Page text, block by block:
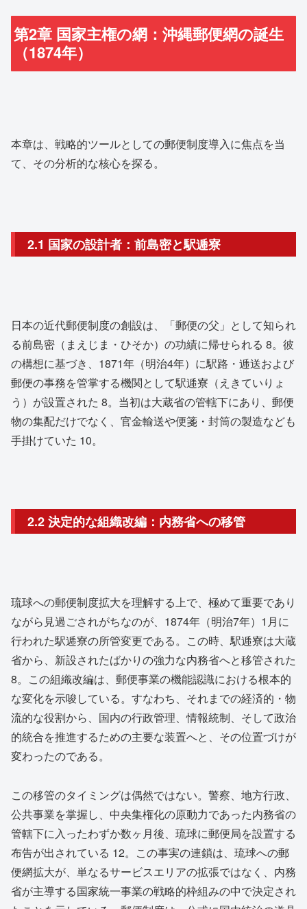
第2章 国家主権の網：沖縄郵便網の誕生
（1874年）
本章は、戦略的ツールとしての郵便制度導入に焦点を当
て、その分析的な核心を探る。
2.1 国家の設計者：前島密と駅逓寮
日本の近代郵便制度の創設は、「郵便の父」として知られ
る前島密（まえじま・ひそか）の功績に帰せられる 8。彼
の構想に基づき、1871年（明治4年）に駅路・逓送および
郵便の事務を管掌する機関として駅逓寮（えきていりょ
う）が設置された 8。当初は大蔵省の管轄下にあり、郵便
物の集配だけでなく、官金輸送や便箋・封筒の製造なども
手掛けていた 10。
2.2 決定的な組織改編：内務省への移管
琉球への郵便制度拡大を理解する上で、極めて重要であり
ながら見過ごされがちなのが、1874年（明治7年）1月に
行われた駅逓寮の所管変更である。この時、駅逓寮は大蔵
省から、新設されたばかりの強力な内務省へと移管された
8。この組織改編は、郵便事業の機能認識における根本的
な変化を示唆している。すなわち、それまでの経済的・物
流的な役割から、国内の行政管理、情報統制、そして政治
的統合を推進するための主要な装置へと、その位置づけが
変わったのである。
この移管のタイミングは偶然ではない。警察、地方行政、
公共事業を掌握し、中央集権化の原動力であった内務省の
管轄下に入ったわずか数ヶ月後、琉球に郵便局を設置する
布告が出されている 12。この事実の連鎖は、琉球への郵
便網拡大が、単なるサービスエリアの拡張ではなく、内務
省が主導する国家統一事業の戦略的枠組みの中で決定され